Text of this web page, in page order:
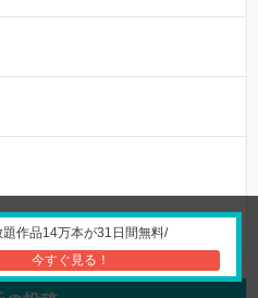
題作品14万本が31日間無料/
今すぐ見る！